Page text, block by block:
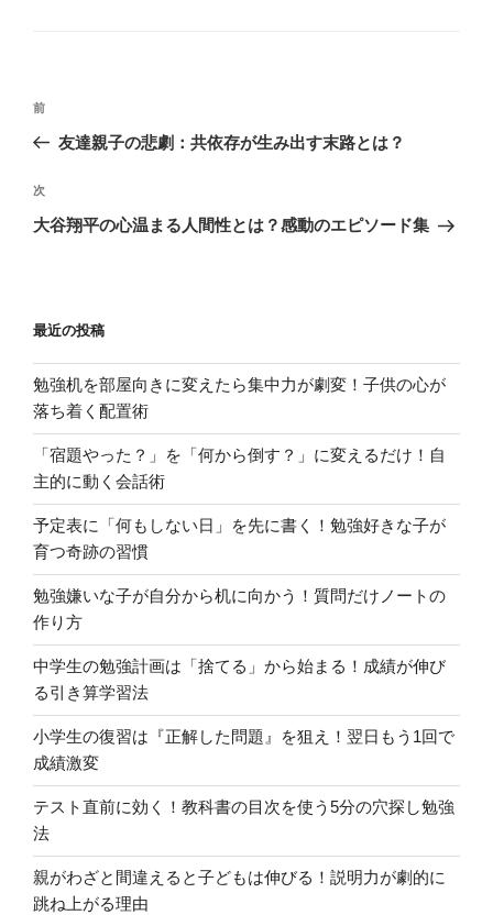
投
ビ
ゲ
ン
前
の
稿
前
友達親子の悲劇：共依存が生み出す末路とは？
次
の
次
大谷翔平の心温まる人間性とは？感動のエピソード集
最近の投稿
勉強机を部屋向きに変えたら集中力が劇変！子供の心が
落ち着く配置術
「宿題やった？」を「何から倒す？」に変えるだけ！自
主的に動く会話術
予定表に「何もしない日」を先に書く！勉強好きな子が
育つ奇跡の習慣
勉強嫌いな子が自分から机に向かう！質問だけノートの
作り方
中学生の勉強計画は「捨てる」から始まる！成績が伸び
る引き算学習法
小学生の復習は『正解した問題』を狙え！翌日もう1回で
成績激変
テスト直前に効く！教科書の目次を使う5分の穴探し勉強
法
親がわざと間違えると子どもは伸びる！説明力が劇的に
跳ね上がる理由